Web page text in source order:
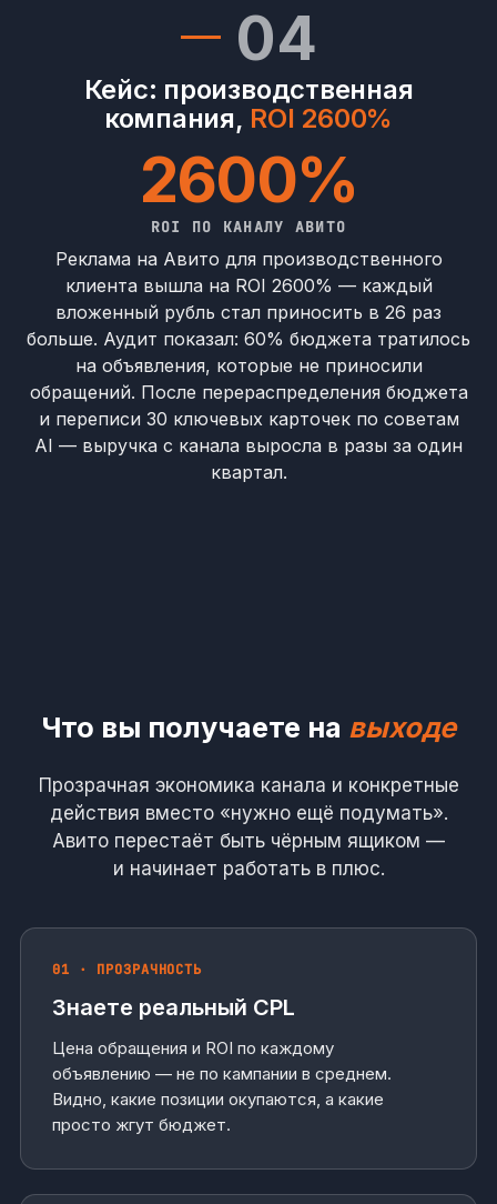
04
Кейс: производственная
компания, ROI 2600%
2600%
ROI ПО КАНАЛУ АВИТО
Реклама на Авито для производственного
клиента вышла на ROI 2600% — каждый
вложенный рубль стал приносить в 26 раз
больше. Аудит показал: 60% бюджета тратилось
на объявления, которые не приносили
обращений. После перераспределения бюджета
и переписи 30 ключевых карточек по советам
AI — выручка с канала выросла в разы за один
квартал.
Что вы получаете на выходе
Прозрачная экономика канала и конкретные
действия вместо «нужно ещё подумать».
Авито перестаёт быть чёрным ящиком —
и начинает работать в плюс.
01 · ПРОЗРАЧНОСТЬ
Знаете реальный CPL
Цена обращения и ROI по каждому
объявлению — не по кампании в среднем.
Видно, какие позиции окупаются, а какие
просто жгут бюджет.